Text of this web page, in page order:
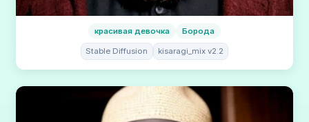
красивая девочка Борода
Stable Diffusion kisaragi_mix v2.2